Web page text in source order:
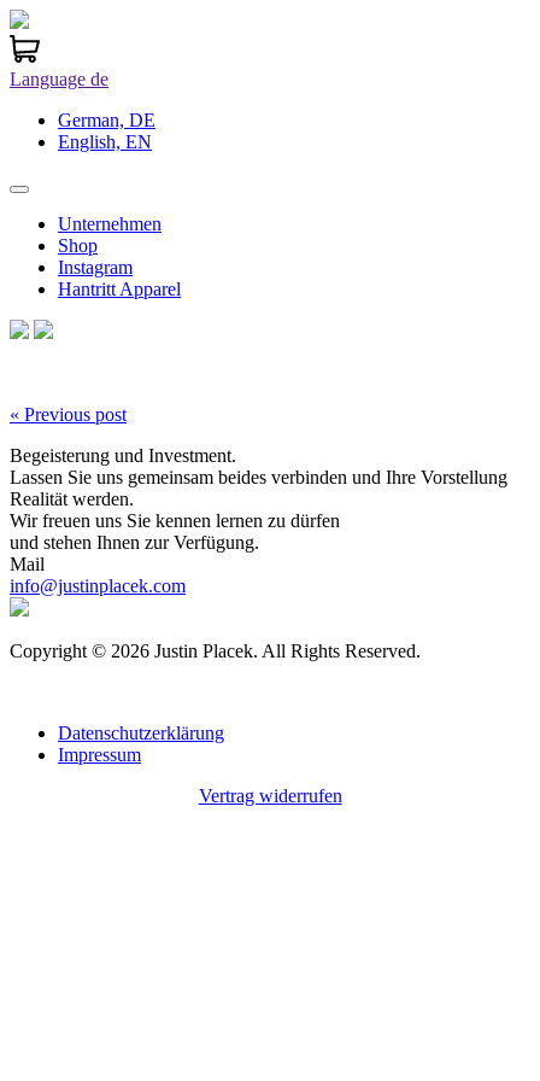
Language de
German, DE
English, EN
Unternehmen
Shop
Instagram
Hantritt Apparel
« Previous post
Begeisterung und Investment.
Lassen Sie uns gemeinsam beides verbinden und Ihre Vorstellung
Realität werden.
Wir freuen uns Sie kennen lernen zu dürfen
und stehen Ihnen zur Verfügung.
Mail
info@justinplacek.com
Copyright © 2026 Justin Placek. All Rights Reserved.
Datenschutzerklärung
Impressum
Vertrag widerrufen